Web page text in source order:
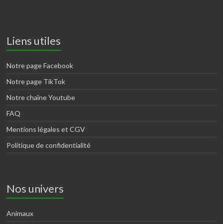
Liens utiles
Notre page Facebook
Notre page TikTok
Notre chaîne Youtube
FAQ
Mentions légales et CGV
Politique de confidentialité
Nos univers
Animaux